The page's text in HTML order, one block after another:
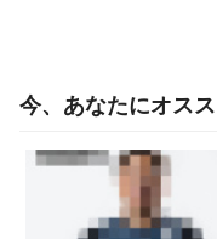
今、あなたにオス